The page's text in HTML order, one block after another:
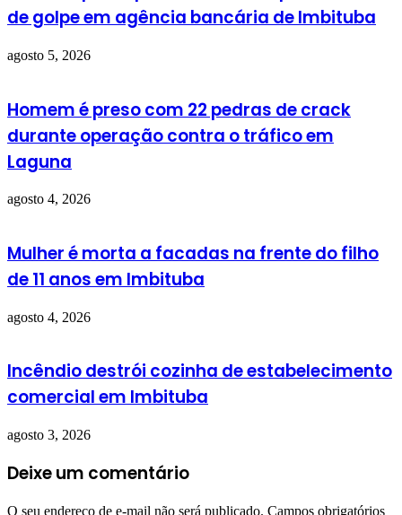
de golpe em agência bancária de Imbituba
agosto 5, 2026
Homem é preso com 22 pedras de crack
durante operação contra o tráfico em
Laguna
agosto 4, 2026
Mulher é morta a facadas na frente do filho
de 11 anos em Imbituba
agosto 4, 2026
Incêndio destrói cozinha de estabelecimento
comercial em Imbituba
agosto 3, 2026
Deixe um comentário
O seu endereço de e-mail não será publicado. Campos obrigatórios